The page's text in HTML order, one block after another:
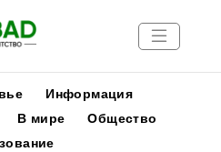
Информация
В мире
Общество